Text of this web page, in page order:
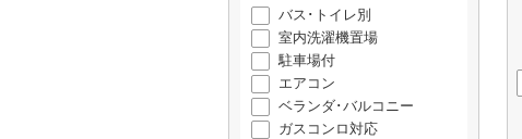
バス･トイレ別
室内洗濯機置場
駐車場付
エアコン
ベランダ･バルコニー
ガスコンロ対応